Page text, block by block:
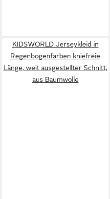
KIDSWORLD Jerseykleid in
Regenbogenfarben kniefreie
Länge, weit ausgestellter Schnitt,
aus Baumwolle